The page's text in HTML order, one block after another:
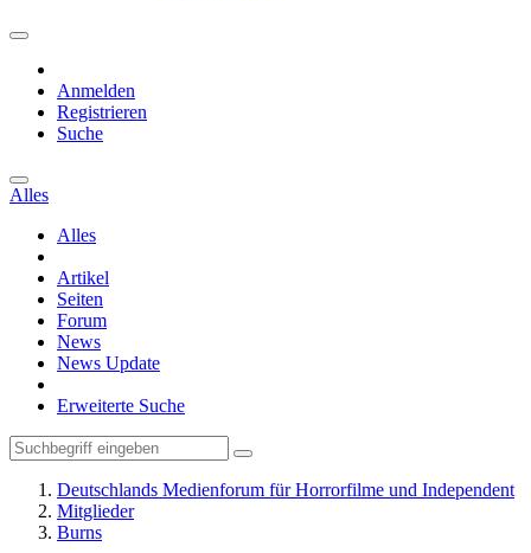
Anmelden
Registrieren
Suche
Alles
Alles
Artikel
Seiten
Forum
News
News Update
Erweiterte Suche
Deutschlands Medienforum für Horrorfilme und Independent
Mitglieder
Burns